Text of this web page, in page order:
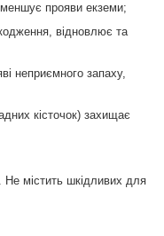
прояви екземи;
відновлює та
неприємного запаху,
кісточок) захищає
містить шкідливих для